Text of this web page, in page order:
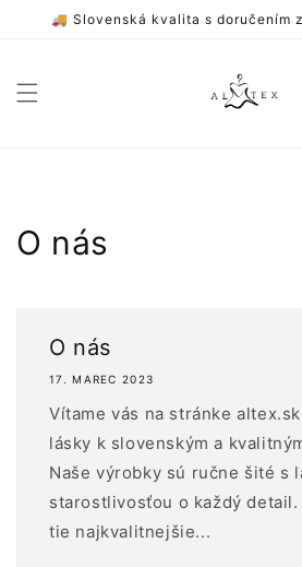
🚚 Slovenská kvalita s doručením
O nás
O nás
17. MAREC 2023
Vítame vás na stránke
lásky k slovenským a
Naše výrobky sú ručne šité s
starostlivosťou o každý detail.
tie najkvalitnejšie...